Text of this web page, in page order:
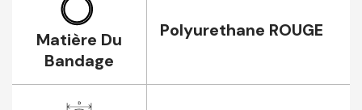
Matière Du
Bandage
Polyurethane ROUGE